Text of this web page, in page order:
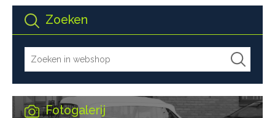
Zoeken
Fotogalerij